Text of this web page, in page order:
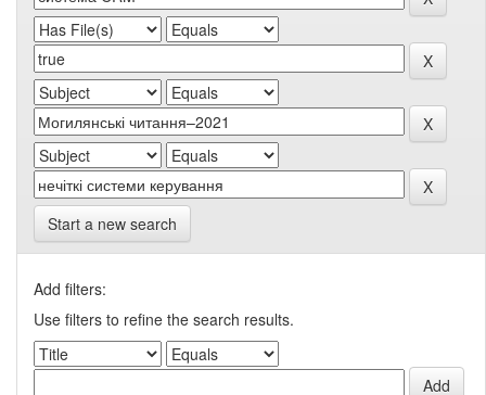
Start a new search
Add filters:
Use filters to refine the search results.